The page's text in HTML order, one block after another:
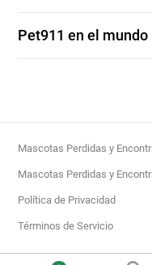
Pet911 en el mundo
Mascotas Perdidas y
Mascotas Perdidas y
Política de Privacidad
Términos de Servicio